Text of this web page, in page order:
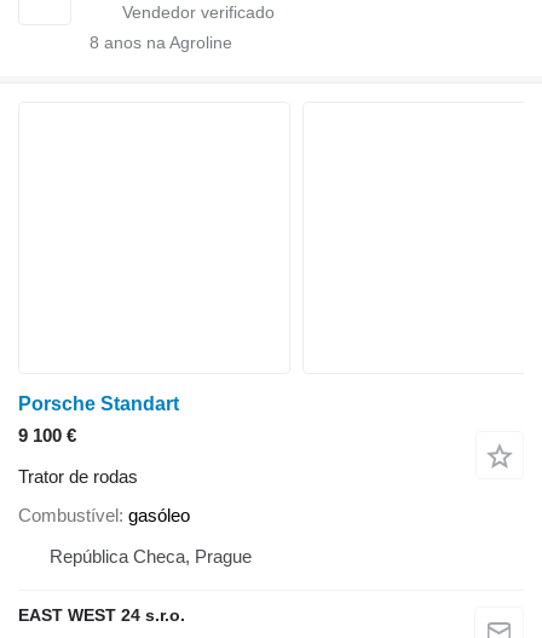
8 anos na Agroline
Porsche Standart
9 100 €
Trator de rodas
Combustível gasóleo
República Checa, Prague
EAST WEST 24 s.r.o.